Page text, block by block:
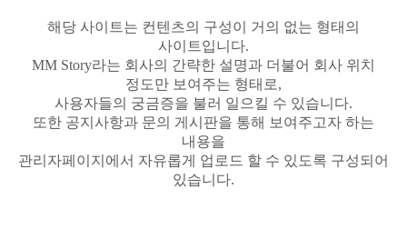
해당 사이트는 컨텐츠의 구성이 거의 없는 형태의
사이트입니다.
MM Story라는 회사의 간략한 설명과 더불어 회사 위치
정도만 보여주는 형태로,
사용자들의 궁금증을 불러 일으킬 수 있습니다.
또한 공지사항과 문의 게시판을 통해 보여주고자 하는
내용을
관리자페이지에서 자유롭게 업로드 할 수 있도록 구성되어
있습니다.